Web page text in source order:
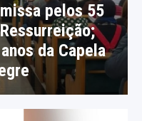
pelos 55
da Capela